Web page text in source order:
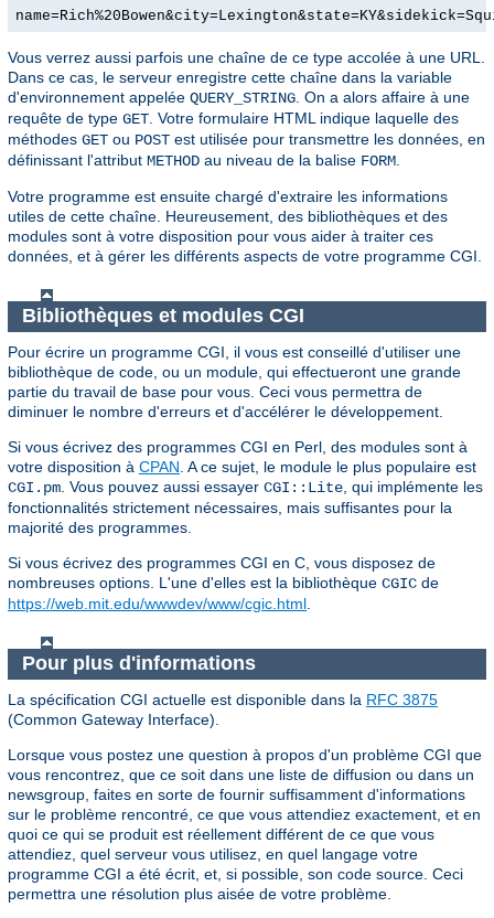
Vous verrez aussi parfois une chaîne de ce type accolée à une URL.
Dans ce cas, le serveur enregistre cette chaîne dans la variable
d'environnement appelée QUERY_STRING . On a alors affaire à une
requête de type GET . Votre formulaire HTML indique laquelle des
méthodes GET ou POST est utilisée pour transmettre les données, en
définissant l'attribut METHOD au niveau de la balise FORM
Votre programme est ensuite chargé d'extraire les informations
utiles de cette chaîne. Heureusement, des bibliothèques et des
modules sont à votre disposition pour vous aider à traiter ces
données, et à gérer les différents aspects de votre programme CGI.
Bibliothèques et modules CGI
Pour écrire un programme CGI, il vous est conseillé d'utiliser une
bibliothèque de code, ou un module, qui effectueront une grande
partie du travail de base pour vous. Ceci vous permettra de
diminuer le nombre d'erreurs et d'accélérer le développement.
Si vous écrivez des programmes CGI en Perl, des modules sont à
votre disposition à CPAN . A ce sujet, le module le plus populaire est
CGI.pm . Vous pouvez aussi essayer CGI::Lite , qui implémente les
fonctionnalités strictement nécessaires, mais suffisantes pour la
majorité des programmes.
Si vous écrivez des programmes CGI en C, vous disposez de
nombreuses options. L'une d'elles est la bibliothèque CGIC de
https://web.mit.edu/wwwdev/www/cgic.html
Pour plus d'informations
La spécification CGI actuelle est disponible dans la RFC 3875
(Common Gateway Interface).
Lorsque vous postez une question à propos d'un problème CGI que
vous rencontrez, que ce soit dans une liste de diffusion ou dans un
newsgroup, faites en sorte de fournir suffisamment d'informations
sur le problème rencontré, ce que vous attendiez exactement, et en
quoi ce qui se produit est réellement différent de ce que vous
attendiez, quel serveur vous utilisez, en quel langage votre
programme CGI a été écrit, et, si possible, son code source. Ceci
permettra une résolution plus aisée de votre problème.